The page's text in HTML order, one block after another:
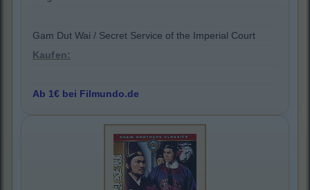
Gam Dut Wai / Secret Service of the Imperial Court
Kaufen:
Ab 1€ bei Filmundo.de